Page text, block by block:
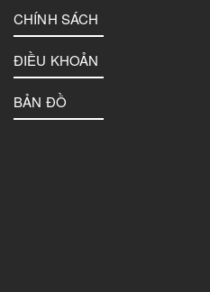
CHÍNH SÁCH
ĐIỀU KHOẢN
BẢN ĐỒ